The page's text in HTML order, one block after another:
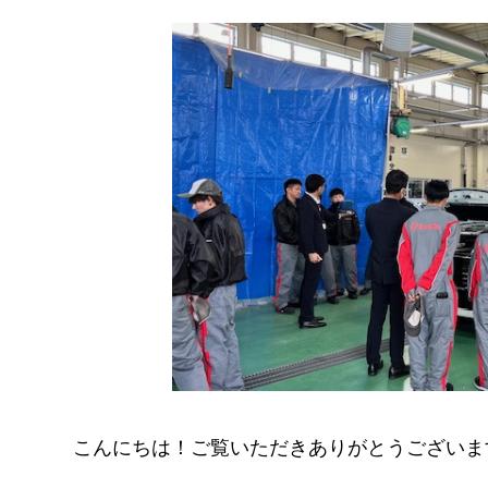
こんにちは！ご覧いただきありがとうござい